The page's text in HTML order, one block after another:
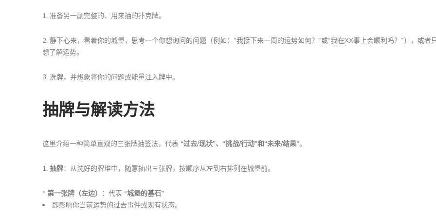
1. 准备另一副完整的、用来抽的扑克牌。
2. 静下心来，看着你的城堡，思考一个你想询问的问题（例如：“我接下来一周的运势如何？”或“我在XX事上会顺利吗？”），或者
想了解运势。
3. 洗牌，并想象将你的问题或能量注入牌中。
抽牌与解读方法
这里介绍一种简单直观的三张牌抽签法，代表 “过去/现状”、“挑战/行动”和“未来/结果”。
1. 抽牌：从洗好的牌堆中，随意抽出三张牌，按顺序从左到右排列在城堡前。
* 第一张牌（左边） ：代表 “城堡的基石”
即影响你当前运势的过去事件或现有状态。